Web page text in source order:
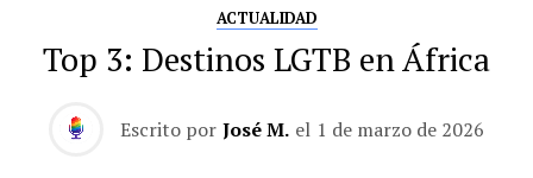
ACTUALIDAD
Top 3: Destinos LGTB en África
Escrito por José M. el 1 de marzo de 2026